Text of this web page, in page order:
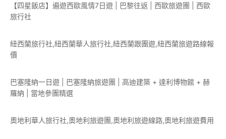
【四星飯店】遍遊西歐風情7日遊 | 巴黎往返 | 西歐旅遊團 | 西歐
旅行社
紐西蘭旅行社,紐西蘭華人旅行社,紐西蘭跟團遊,紐西蘭旅遊路線報
價
巴塞隆納一日遊 | 巴塞隆納旅遊團 | 高迪建築 + 達利博物館 + 赫
羅納 | 當地參團精選
奧地利華人旅行社,奧地利旅遊團,奧地利旅遊線路,奧地利旅遊費用